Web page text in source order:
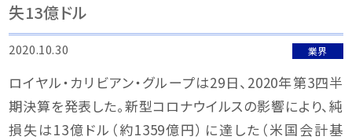
失13億ドル
2020.10.30 業界
ロイヤル・カリビアン・グループは29日、2020年第3四半
期決算を発表した。新型コロナウイルスの影響により、純
損失は13億ドル（約1359億円）に達した（米国会計基